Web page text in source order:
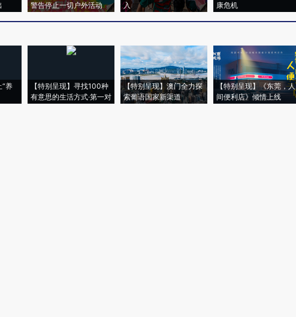
警告停止一切户外活动
入
康危机
“养
【特别呈现】寻找100种
有意思的生活方式·第一对
【特别呈现】澳门全力探
索葡语国家新渠道
【特别呈现】《东莞，人
间便利店》倾情上线